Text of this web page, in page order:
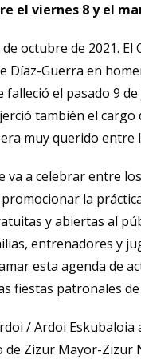
el viernes 8 y el
octubre de 2021.
Díaz-Guerra en
falleció el pasado 9
también el
muy querido entre
va a celebrar entre
la
y abiertas al
entrenadores y
esta agenda de
fiestas patronales
/ Ardoi Eskubaloia
Zizur Mayor-Zizur